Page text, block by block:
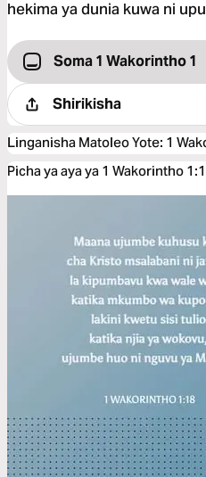
hekima ya dunia kuwa ni
Soma 1 Wakorintho 1
Shirikisha
Linganisha Matoleo Yote: 1
Picha ya aya ya 1 Wakorintho